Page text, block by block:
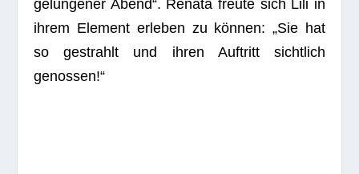
gelun­ge­ner Abend“. Renata freute sich Lili in
ihrem Ele­ment erle­ben zu können: „Sie hat
so gestrahlt und ihren Auf­tritt sicht­lich
genossen!“